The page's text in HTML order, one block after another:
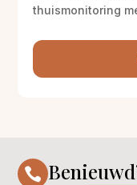
thuismonitoring
